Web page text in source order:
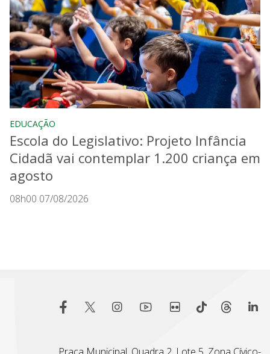
EDUCAÇÃO
Escola do Legislativo: Projeto Infância
Cidadã vai contemplar 1.200 criança em
agosto
08h00 07/08/2026